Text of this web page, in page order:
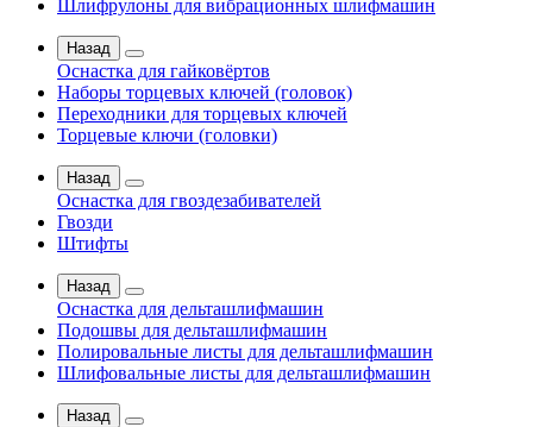
Шлифрулоны для вибрационных шлифмашин
Назад
Оснастка для гайковёртов
Наборы торцевых ключей (головок)
Переходники для торцевых ключей
Торцевые ключи (головки)
Назад
Оснастка для гвоздезабивателей
Гвозди
Штифты
Назад
Оснастка для дельташлифмашин
Подошвы для дельташлифмашин
Полировальные листы для дельташлифмашин
Шлифовальные листы для дельташлифмашин
Назад